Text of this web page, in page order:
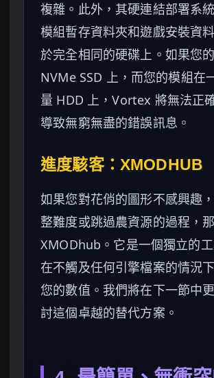
複雜。此外，其硬連結部署系
模組暫存資料夾和遊戲安裝資
於完全相同的硬碟上。如果您
NVMe SSD 上，而您的模組在
量 HDD 上，Vortex 將無法正
導致無窮無盡的錯誤訊息。
進度駭客：XMODHUB
如果您對花俏的圖形不感興趣
整難度或跳過農資源的過程，
XMODhub。它是一個獨立的
在不觸及任何引擎檔案的情況
您的數值。我們將在下一節中
討這個卓越的替代方案。